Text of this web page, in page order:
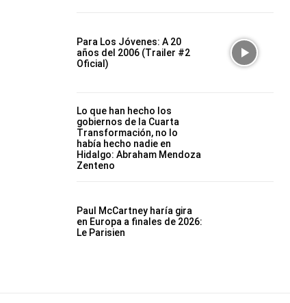
Para Los Jóvenes: A 20
años del 2006 (Trailer #2
Oficial)
Lo que han hecho los
gobiernos de la Cuarta
Transformación, no lo
había hecho nadie en
Hidalgo: Abraham Mendoza
Zenteno
Paul McCartney haría gira
en Europa a finales de 2026:
Le Parisien